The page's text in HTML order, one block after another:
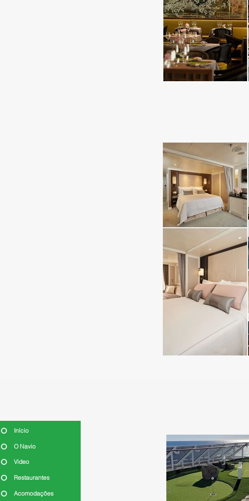
Início
O Navio
Video
Restaurantes
Acomodações